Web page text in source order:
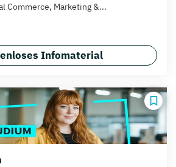
Commerce, Marketing &...
Infomaterial